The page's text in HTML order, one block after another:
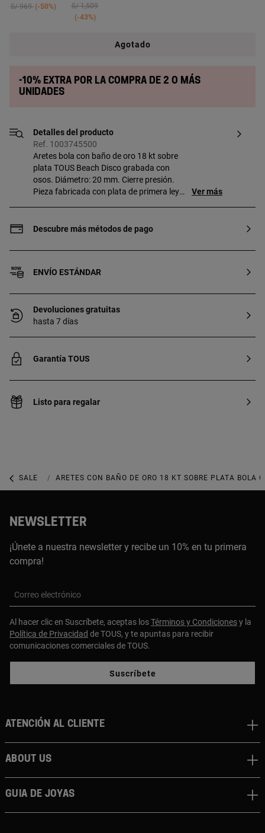
Price reduced from
S/ 969to-50% Price reduced from
S/ 1,509to
-43%
Agotado
-10% extra por la compra de 2 o más
unidades
Detalles del producto
Ref. 1003745500
Aretes bola con baño de oro 18 kt sobre
plata TOUS Beach Disco grabada con
osos. Diámetro: 20 mm. Cierre presión.
Pieza fabricada con plata de primera ley
mayor durabilidad de la joya.
Ver más
Descubre más métodos de pago
ENVÍO ESTÁNDAR
Devoluciones gratuitas
hasta 7 días
Garantía TOUS
Listo para regalar
SALE SALE JOYERÍA
ARETES CON BAÑO DE ORO 18 KT SOBRE PLATA BOLA
NEWSLETTER
¡Únete a nuestra newsletter y recibe un 10% en tu primera
compra!
Correo electrónico
Al hacer clic en Suscríbete, aceptas losTérminos y Condicionesy la
Política de Privacidad de TOUS, y te apuntas para recibir
comunicaciones comerciales de TOUS.
Suscríbete
Atención al cliente
About us
Guia de joyas